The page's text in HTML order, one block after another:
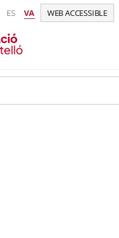
ES VA WEB ACCESSIBLE